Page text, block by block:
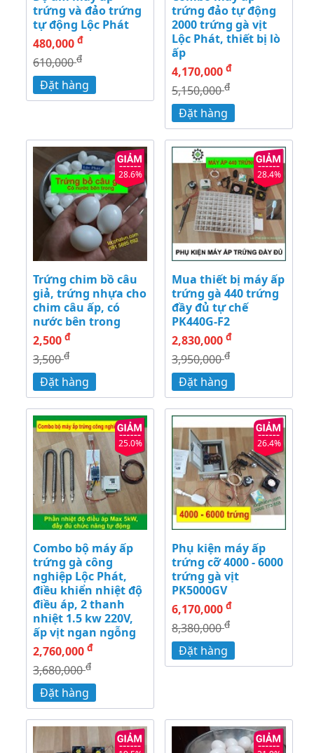
trứng và đảo trứng
tự động Lộc Phát
480,000 đ
610,000đ
Đặt hàng
trứng đảo tự động
2000 trứng gà vịt
Lộc Phát, thiết bị lò
ấp
4,170,000 đ
5,150,000đ
Đặt hàng
28.6%
Trứng chim bồ câu
giả, trứng nhựa cho
chim câu ấp, có
nước bên trong
2,500 đ
3,500đ
Đặt hàng
28.4%
Mua thiết bị máy ấp
trứng gà 440 trứng
đầy đủ tự chế
PK440G-F2
2,830,000 đ
3,950,000đ
Đặt hàng
25.0%
Combo bộ máy ấp
trứng gà công
nghiệp Lộc Phát,
điều khiển nhiệt độ
điều áp, 2 thanh
nhiệt 1.5 kw 220V,
ấp vịt ngan ngỗng
2,760,000 đ
3,680,000đ
Đặt hàng
26.4%
Phụ kiện máy ấp
trứng cỡ 4000 - 6000
trứng gà vịt
PK5000GV
6,170,000 đ
8,380,000đ
Đặt hàng